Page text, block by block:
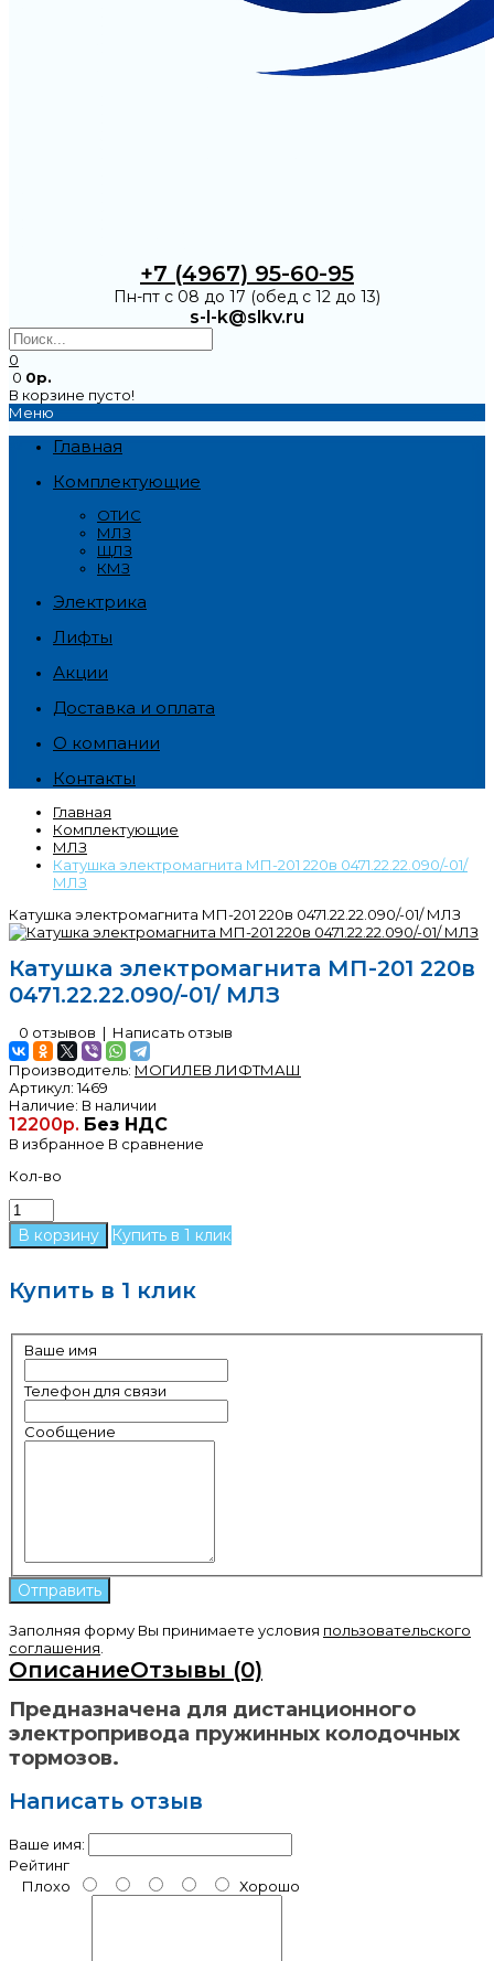
+7 (4967) 95-60-95
Пн-пт с 08 до 17 (обед с 12 до 13)
s-l-k@slkv.ru
0
0 0р.
В корзине пусто!
Меню
Главная
Комплектующие
ОТИС
МЛЗ
ЩЛЗ
КМЗ
Электрика
Лифты
Акции
Доставка и оплата
О компании
Контакты
Главная
Комплектующие
МЛЗ
Катушка электромагнита МП-201 220в 0471.22.22.090/-01/
МЛЗ
Катушка электромагнита МП-201 220в 0471.22.22.090/-01/ МЛЗ
Катушка электромагнита МП-201 220в
0471.22.22.090/-01/ МЛЗ
0 отзывов | Написать отзыв
Производитель: МОГИЛЕВ ЛИФТМАШ
Артикул:1469
Наличие: В наличии
12200р. Без НДС
В избранное В сравнение
Кол-во
Купить в 1 клик
Купить в 1 клик
Ваше имя
Телефон для связи
Сообщение
Заполняя форму Вы принимаете условия пользовательского
соглашения
ОписаниеОтзывы (0)
Предназначена для дистанционного
электропривода пружинных колодочных
тормозов.
Написать отзыв
Ваше имя:
Рейтинг
Плохо
Хорошо